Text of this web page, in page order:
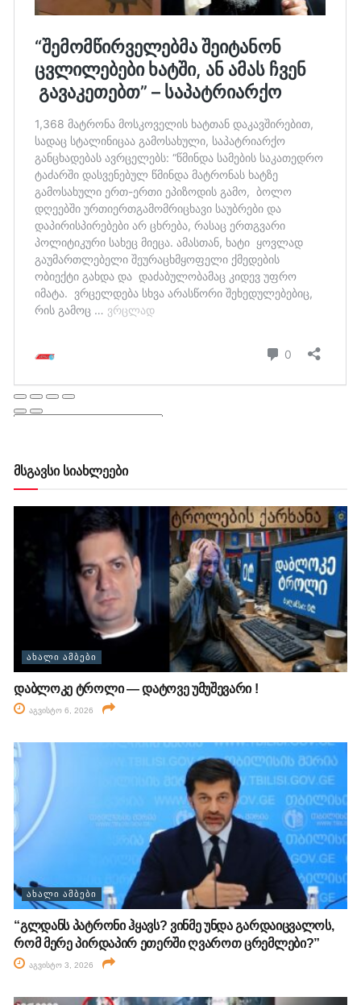
მსგავსი სიახლეები
ᲐᲮᲐᲚᲘ ᲐᲛᲑᲔᲑᲘ
დაბლოკე ტროლი — დატოვე უმუშევარი !
აგვისტო 6, 2026
ᲐᲮᲐᲚᲘ ᲐᲛᲑᲔᲑᲘ
“გლდანს პატრონი ჰყავს? ვინმე უნდა გარდაიცვალოს,
რომ მერე პირდაპირ ეთერში ღვაროთ ცრემლები?”
აგვისტო 3, 2026